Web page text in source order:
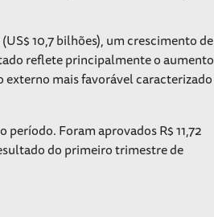
10,7 bilhões), um crescimento de
reflete principalmente o aumento
mais favorável caracterizado
Foram aprovados R$ 11,72
do primeiro trimestre de